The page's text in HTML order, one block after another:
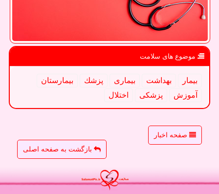
موضوع های سلامت
بیمار بهداشت بیماری پزشك
بیمارستان
آموزش
پزشكی اختلال
صفحه اخبار
بازگشت به صفحه اصلی